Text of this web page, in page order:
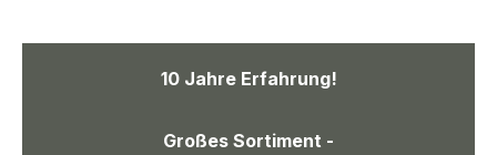
10 Jahre Erfahrung!
Großes Sortiment -